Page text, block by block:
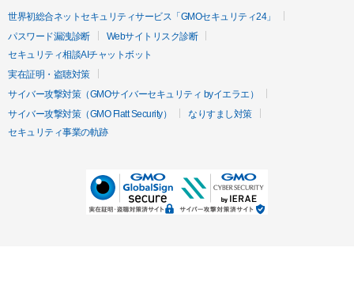
世界初総合ネットセキュリティサービス「GMOセキュリティ24」
パスワード漏洩診断
Webサイトリスク診断
セキュリティ相談AIチャットボット
実在証明・盗聴対策
サイバー攻撃対策（GMOサイバーセキュリティ byイエラエ）
サイバー攻撃対策（GMO Flatt Security）
なりすまし対策
セキュリティ事業の軌跡